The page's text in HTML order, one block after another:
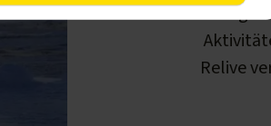
Egal
Relive